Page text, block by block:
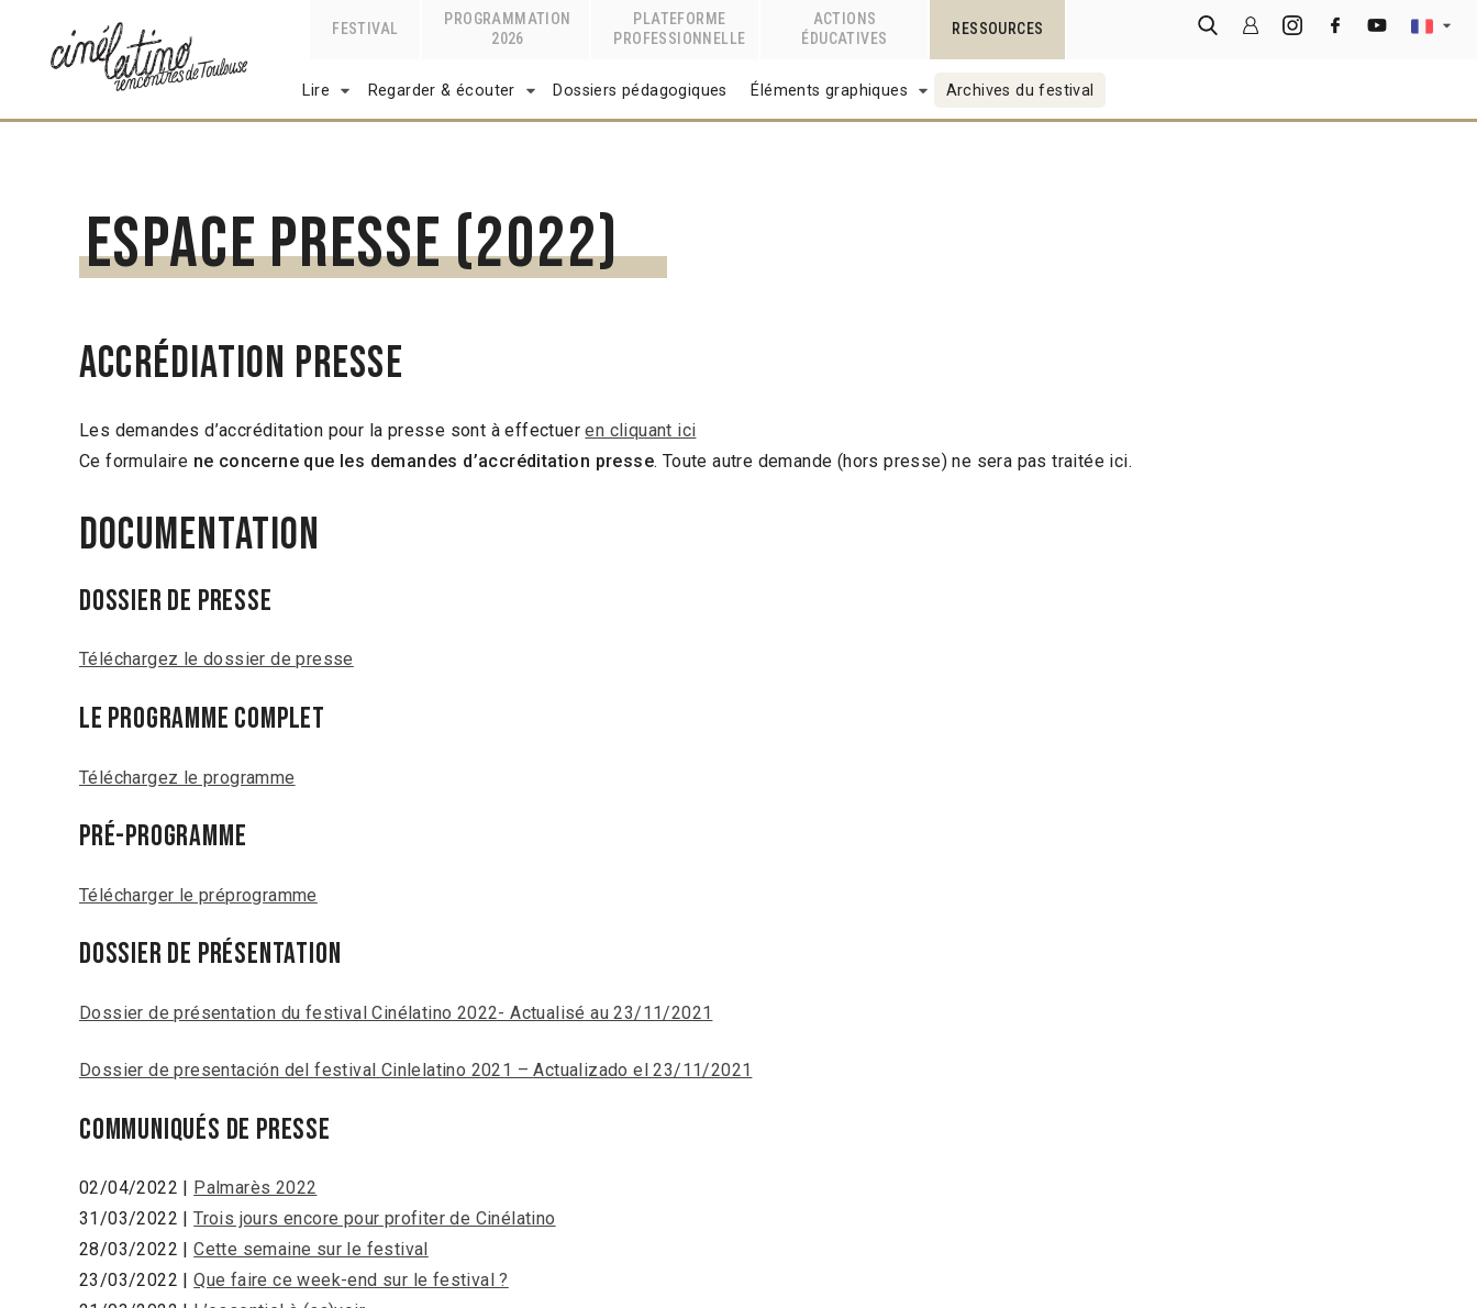
FESTIVAL
PROGRAMMATION
2026
PLATEFORME
PROFESSIONNELLE
ACTIONS
ÉDUCATIVES
RESSOURCES
Lire Regarder & écouter Dossiers pédagogiques Éléments graphiques Archives du festival
Espace presse (2022)
ACCRÉDIATION PRESSE
Les demandes d’accréditation pour la presse sont à effectueren cliquant ici
Ce formulaire ne concerne que les demandes d’accréditation presse. Toute autre demande (hors presse) ne sera pas traitée ici.
DOCUMENTATION
Dossier de presse
Téléchargez le dossier de presse
le programme complet
Téléchargez le programme
Pré-programme
Télécharger le préprogramme
Dossier de présentation
Dossier de présentation du festival Cinélatino 2022- Actualisé au 23/11/2021
Dossier de presentación del festival Cinlelatino 2021 – Actualizado el 23/11/2021
Communiqués de presse
02/04/2022 |
Palmarès 2022
31/03/2022 |Trois jours encore pour profiter de Cinélatino
28/03/2022 |Cette semaine sur le festival
23/03/2022 |Que faire ce week-end sur le festival ?